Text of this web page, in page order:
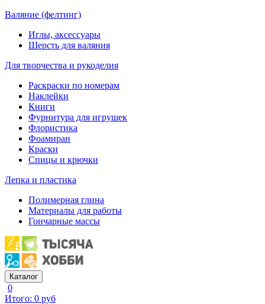
Валяние (фелтинг)
Иглы, аксессуары
Шерсть для валяния
Для творчества и рукоделия
Раскраски по номерам
Наклейки
Книги
Фурнитура для игрушек
Флористика
Фоамиран
Краски
Спицы и крючки
Лепка и пластика
Полимерная глина
Материалы для работы
Гончарные массы
Каталог
0
Итого: 0 руб